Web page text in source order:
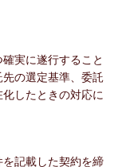
実に遂行すること
の選定基準、委託
したときの対応に
記載した契約を締